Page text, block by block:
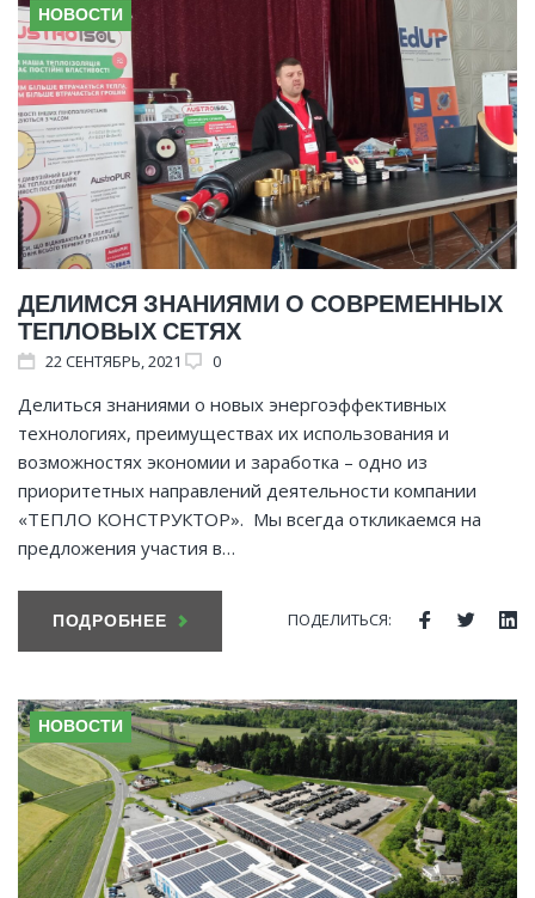
НОВОСТИ
ДЕЛИМСЯ ЗНАНИЯМИ О СОВРЕМЕННЫХ
ТЕПЛОВЫХ СЕТЯХ
22СЕНТЯБРЬ, 2021 0
Делиться знаниями о новых энергоэффективных
технологиях, преимуществах их использования и
возможностях экономии и заработка – одно из
приоритетных направлений деятельности компании
«ТЕПЛО КОНСТРУКТОР». Мы всегда откликаемся на
предложения участия в…
ПОДРОБНЕЕ ПОДЕЛИТЬСЯ: FacebookTwitter
НОВОСТИ